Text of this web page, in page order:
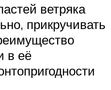
ветряка
прикручивать
в её